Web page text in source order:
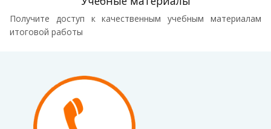
Получите доступ к качественным учебным материалам
итоговой работы